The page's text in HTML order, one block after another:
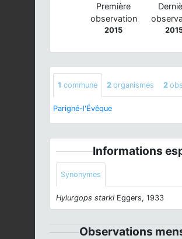
Première
observation
2015
1 commune 2 organismes 2
Parigné-l'Évêque
Informations
Synonymes
Hylurgops starki Eggers, 1933
Observations